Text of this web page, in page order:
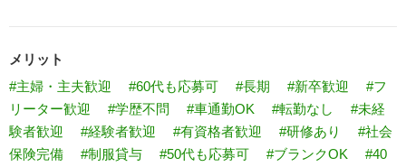
メリット
#主婦・主夫歓迎
#60代も応募可 #長期 #新卒歓迎
#フ
リーター歓迎
#学歴不問 #車通勤OK #転勤なし
#未経
験者歓迎
#経験者歓迎 #有資格者歓迎 #研修あり
#社会
保険完備
#制服貸与 #50代も応募可 #ブランクOK
#40